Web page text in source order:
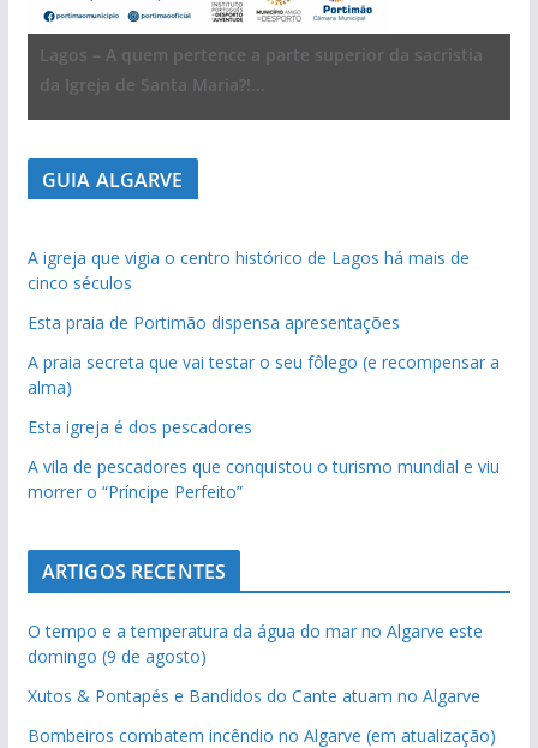
pub
Lagos – A quem pertence a parte superior da sacristia
da Igreja de Santa Maria?!…
GUIA ALGARVE
A igreja que vigia o centro histórico de Lagos há mais de
cinco séculos
Esta praia de Portimão dispensa apresentações
A praia secreta que vai testar o seu fôlego (e recompensar a
alma)
Esta igreja é dos pescadores
A vila de pescadores que conquistou o turismo mundial e viu
morrer o “Príncipe Perfeito”
ARTIGOS RECENTES
O tempo e a temperatura da água do mar no Algarve este
domingo (9 de agosto)
Xutos & Pontapés e Bandidos do Cante atuam no Algarve
Bombeiros combatem incêndio no Algarve (em atualização)